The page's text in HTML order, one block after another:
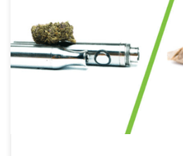
cannabis oferują wiele
nie doświadczysz podczas
precyzyjnego dozowania po
smaki, skupiają się one na
które są najważniejsze.